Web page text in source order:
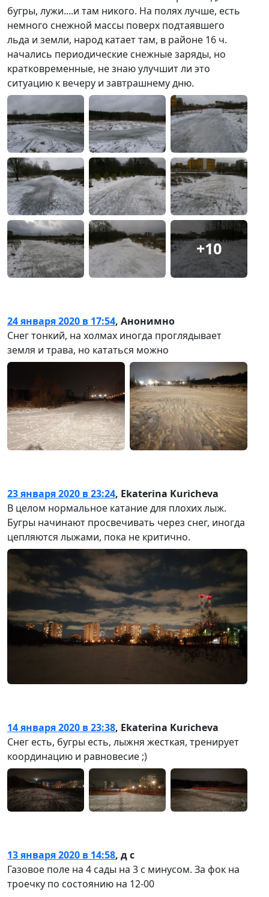
бугры, лужи....и там никого. На полях лучше, есть
немного снежной массы поверх подтаявшего
льда и земли, народ катает там, в районе 16 ч.
начались периодические снежные заряды, но
кратковременные, не знаю улучшит ли это
ситуацию к вечеру и завтрашнему дню.
+10
24 января 2020 в 17:54, Анонимно
Снег тонкий, на холмах иногда проглядывает
земля и трава, но кататься можно
23 января 2020 в 23:24, Ekaterina Kuricheva
В целом нормальное катание для плохих лыж.
Бугры начинают просвечивать через снег, иногда
цепляются лыжами, пока не критично.
14 января 2020 в 23:38, Ekaterina Kuricheva
Снег есть, бугры есть, лыжня жесткая, тренирует
координацию и равновесие ;)
13 января 2020 в 14:58, д с
Газовое поле на 4 сады на 3 с минусом. За фок на
троечку по состоянию на 12-00